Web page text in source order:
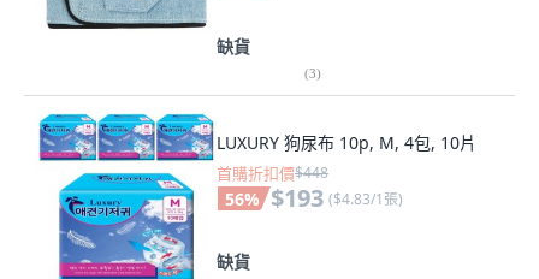
缺貨
(3)
LUXURY 狗尿布 10p, M, 4包, 10片
首購折扣價$448
56% $193 ($4.83/1張)
缺貨